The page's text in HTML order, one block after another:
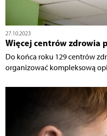
27.10.2023
Więcej centrów zdrowia
Do końca roku 129 centrów
organizować kompleksową